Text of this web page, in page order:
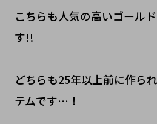
こちらも人気の高いゴール
す!!
どちらも25年以上前に作ら
テムです…！